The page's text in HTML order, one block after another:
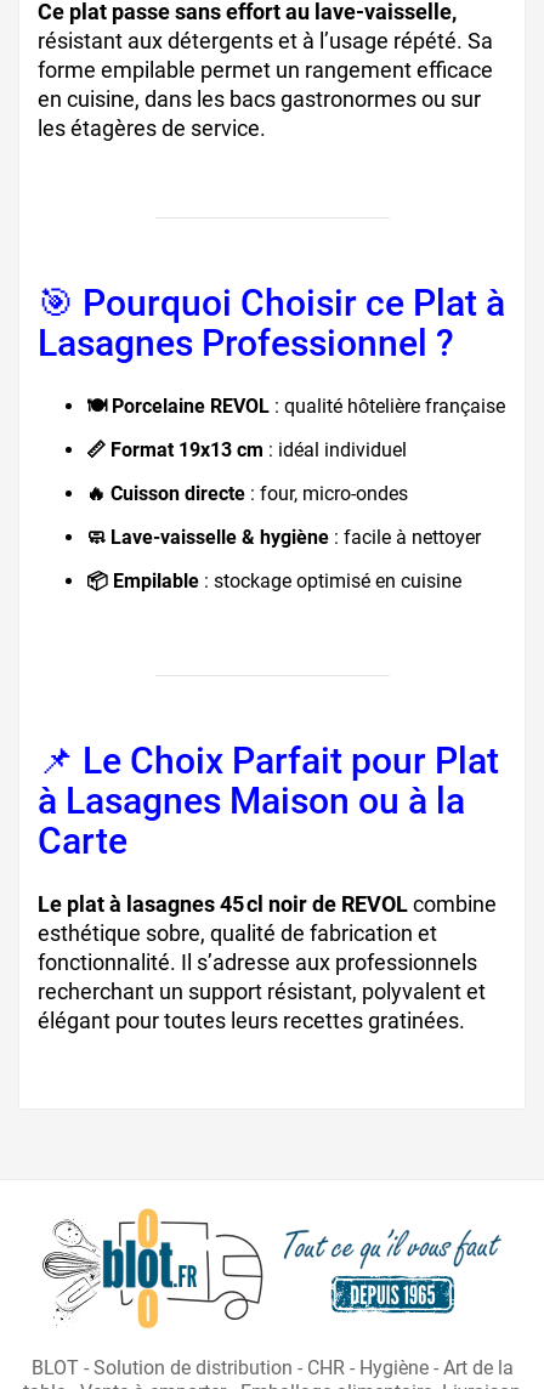
Ce plat passe sans effort au lave-vaisselle,
résistant aux détergents et à l’usage répété. Sa
forme empilable permet un rangement efficace
en cuisine, dans les bacs gastronormes ou sur
les étagères de service.
🎯 Pourquoi Choisir ce Plat à
Lasagnes Professionnel ?
🍽️ Porcelaine REVOL : qualité hôtelière française
📏 Format 19x13 cm : idéal individuel
🔥 Cuisson directe : four, micro-ondes
🧼 Lave-vaisselle & hygiène : facile à nettoyer
📦 Empilable : stockage optimisé en cuisine
📌 Le Choix Parfait pour Plat
à Lasagnes Maison ou à la
Carte
Le plat à lasagnes 45 cl noir de REVOLcombine
esthétique sobre, qualité de fabrication et
fonctionnalité. Il s’adresse aux professionnels
recherchant un support résistant, polyvalent et
élégant pour toutes leurs recettes gratinées.
BLOT - Solution de distribution - CHR - Hygiène - Art de la